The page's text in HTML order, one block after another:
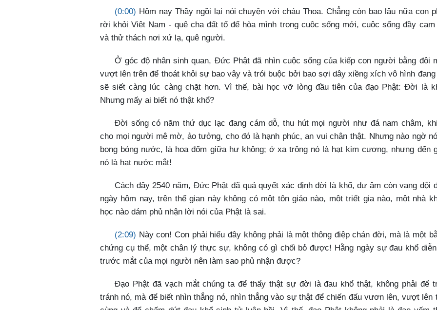
(0:00) Hôm nay Thầy ngồi lại nói chuyện với cháu Thoa. Chẳng còn bao lâu nữa con
rời khỏi Việt Nam - quê cha đất tổ để hòa mình trong cuộc sống mới, cuộc sống đầy cam
và thử thách nơi xứ lạ, quê người.
Ở góc độ nhân sinh quan, Đức Phật đã nhìn cuộc sống của kiếp con người bằng đôi
vượt lên trên để thoát khỏi sự bao vây và trói buộc bởi bao sợi dây xiềng xích vô hình
sẽ siết càng lúc càng chặt hơn. Vì thế, bài học vỡ lòng đầu tiên của đạo Phật: Đời là
Nhưng mấy ai biết nó thật khổ?
Đời sống có năm thứ dục lạc đang cám dỗ, thu hút mọi người như đá nam châm,
cho mọi người mê mờ, ảo tưởng, cho đó là hạnh phúc, an vui chân thật. Nhưng nào ngờ
bong bóng nước, là hoa đốm giữa hư không; ở xa trông nó là hạt kim cương, nhưng đến
nó là hạt nước mắt!
Cách đây 2540 năm, Đức Phật đã quả quyết xác định đời là khổ, dư âm còn vang dội
ngày hôm nay, trên thế gian này không có một tôn giáo nào, một triết gia nào, một nhà
học nào dám phủ nhận lời nói của Phật là sai.
(2:09) Này con! Con phải hiểu đây không phải là một thông điệp chán đời, mà là một
chứng cụ thể, một chân lý thực sự, không có gì chối bỏ được! Hằng ngày sự đau khổ
trước mắt của mọi người nên làm sao phủ nhận được?
Đạo Phật đã vạch mắt chúng ta để thấy thật sự đời là đau khổ thật, không phải để
tránh nó, mà để biết nhìn thẳng nó, nhìn thẳng vào sự thật để chiến đấu vươn lên, vượt lên